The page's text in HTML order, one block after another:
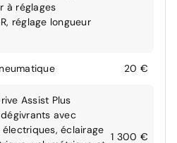
à réglages
réglage longueur
20 €
Assist Plus
avec
éclairage
1 300 €